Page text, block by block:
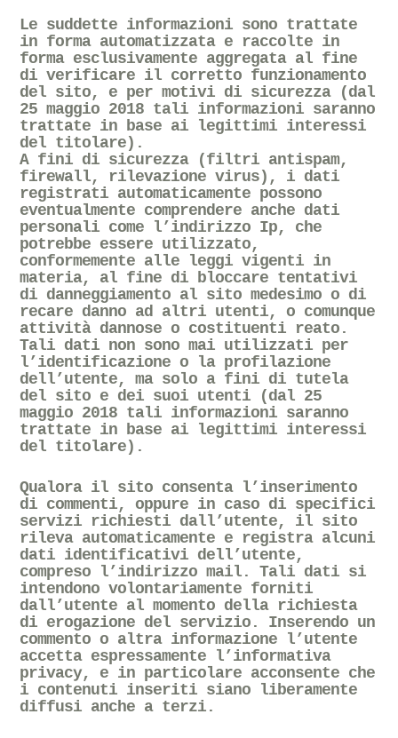
Le suddette informazioni sono trattate
in forma automatizzata e raccolte in
forma esclusivamente aggregata al fine
di verificare il corretto funzionamento
del sito, e per motivi di sicurezza (dal
25 maggio 2018 tali informazioni saranno
trattate in base ai legittimi interessi
del titolare).
A fini di sicurezza (filtri antispam,
firewall, rilevazione virus), i dati
registrati automaticamente possono
eventualmente comprendere anche dati
personali come l’indirizzo Ip, che
potrebbe essere utilizzato,
conformemente alle leggi vigenti in
materia, al fine di bloccare tentativi
di danneggiamento al sito medesimo o di
recare danno ad altri utenti, o comunque
attività dannose o costituenti reato.
Tali dati non sono mai utilizzati per
l’identificazione o la profilazione
dell’utente, ma solo a fini di tutela
del sito e dei suoi utenti (dal 25
maggio 2018 tali informazioni saranno
trattate in base ai legittimi interessi
del titolare).
Qualora il sito consenta l’inserimento
di commenti, oppure in caso di specifici
servizi richiesti dall’utente, il sito
rileva automaticamente e registra alcuni
dati identificativi dell’utente,
compreso l’indirizzo mail. Tali dati si
intendonovolontariamente forniti
dall’utente al momento della richiesta
di erogazione del servizio . Inserendo un
commento o altra informazione l’utente
accetta espressamente l’informativa
privacy, e in particolare acconsente che
i contenuti inseriti siano liberamente
diffusi anche a terzi.